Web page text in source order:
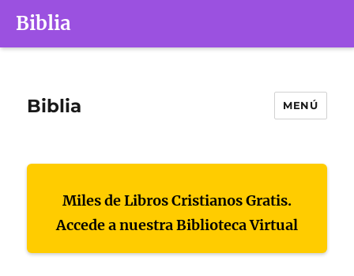
Biblia
Biblia MENÚ
Miles de Libros Cristianos Gratis.
Accede a nuestra Biblioteca Virtual